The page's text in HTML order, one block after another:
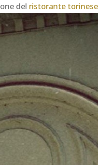
del ristorante torinese